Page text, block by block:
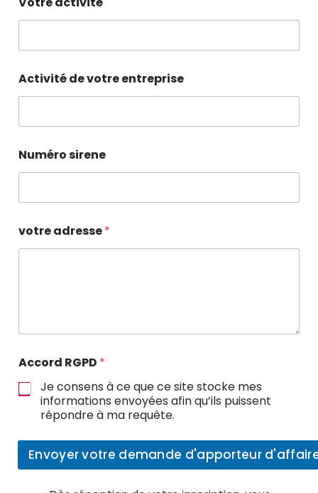
Activité de votre entreprise
Numéro sirene
votre adresse*
Accord RGPD *
Je consens à ce que ce site stocke mes
informations envoyées afin qu’ils puissent
répondre à ma requête.
Envoyer votre demande d'apporteur